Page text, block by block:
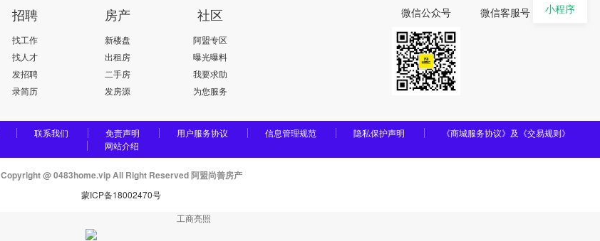
招聘
找工作
找人才
发招聘
录简历
房产
新楼盘
出租房
二手房
发房源
社区
阿盟专区
曝光曝料
我要求助
为您服务
微信公众号 微信客服号
联系我们 免责声明 用户服务协议 信息管理规范 隐私保护声明
《商城服务协议》及《交易规则》
网站介绍
Copyright @ 0483home.vip All Right Reserved 阿盟尚善房产
蒙ICP备18002470号
工商亮照
小程序